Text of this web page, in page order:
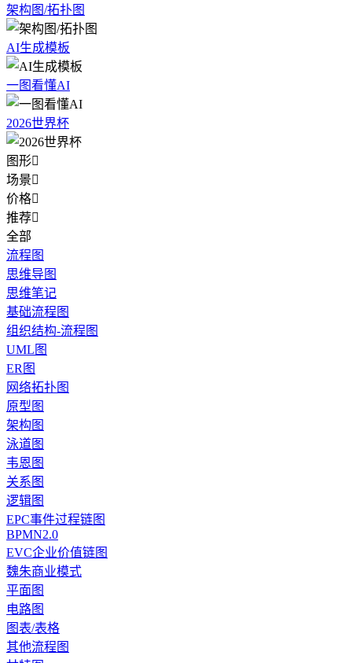
架构图/拓扑图
AI生成模板
一图看懂AI
2026世界杯
图形
场景
价格
推荐
全部
流程图
思维导图
思维笔记
基础流程图
组织结构-流程图
UML图
ER图
网络拓扑图
原型图
架构图
泳道图
韦恩图
关系图
逻辑图
EPC事件过程链图
BPMN2.0
EVC企业价值链图
魏朱商业模式
平面图
电路图
图表/表格
其他流程图